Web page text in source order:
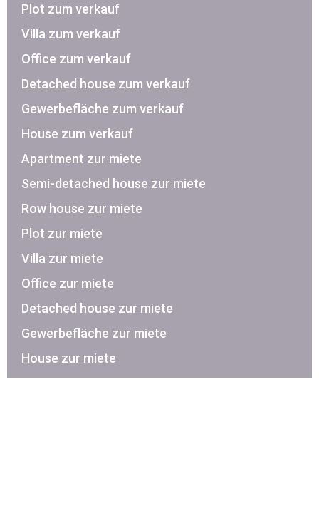
Plot zum verkauf
Villa zum verkauf
Office zum verkauf
Detached house zum verkauf
Gewerbefläche zum verkauf
House zum verkauf
Apartment zur miete
Semi-detached house zur miete
Row house zur miete
Plot zur miete
Villa zur miete
Office zur miete
Detached house zur miete
Gewerbefläche zur miete
House zur miete